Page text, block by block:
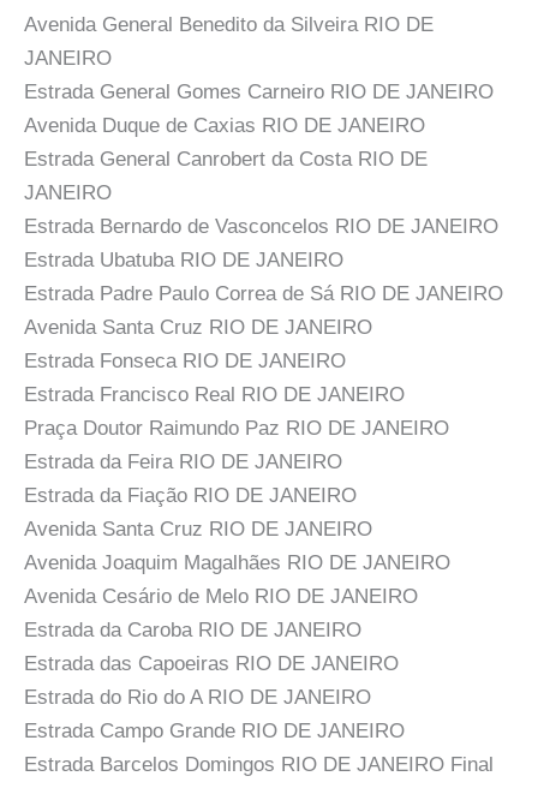
Avenida General Benedito da Silveira RIO DE
JANEIRO
Estrada General Gomes Carneiro RIO DE JANEIRO
Avenida Duque de Caxias RIO DE JANEIRO
Estrada General Canrobert da Costa RIO DE
JANEIRO
Estrada Bernardo de Vasconcelos RIO DE JANEIRO
Estrada Ubatuba RIO DE JANEIRO
Estrada Padre Paulo Correa de Sá RIO DE JANEIRO
Avenida Santa Cruz RIO DE JANEIRO
Estrada Fonseca RIO DE JANEIRO
Estrada Francisco Real RIO DE JANEIRO
Praça Doutor Raimundo Paz RIO DE JANEIRO
Estrada da Feira RIO DE JANEIRO
Estrada da Fiação RIO DE JANEIRO
Avenida Santa Cruz RIO DE JANEIRO
Avenida Joaquim Magalhães RIO DE JANEIRO
Avenida Cesário de Melo RIO DE JANEIRO
Estrada da Caroba RIO DE JANEIRO
Estrada das Capoeiras RIO DE JANEIRO
Estrada do Rio do A RIO DE JANEIRO
Estrada Campo Grande RIO DE JANEIRO
Estrada Barcelos Domingos RIO DE JANEIRO Final